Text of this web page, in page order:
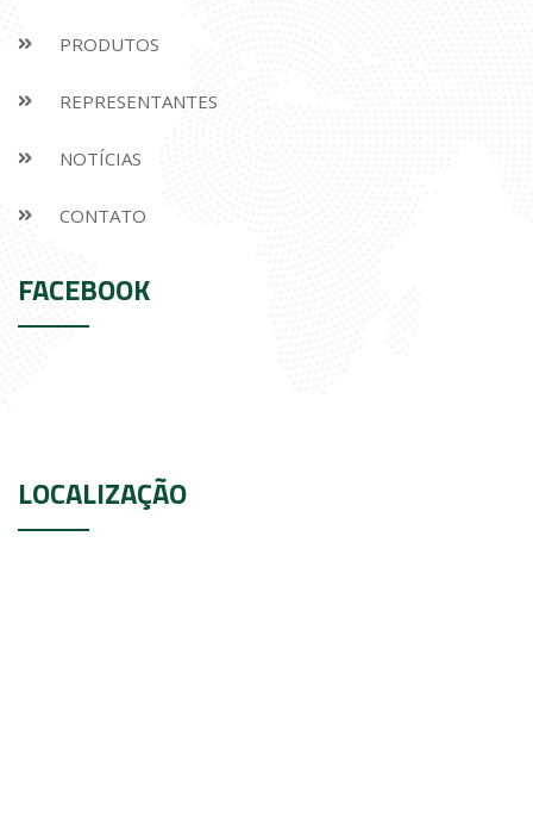
PRODUTOS
REPRESENTANTES
NOTÍCIAS
CONTATO
FACEBOOK
LOCALIZAÇÃO